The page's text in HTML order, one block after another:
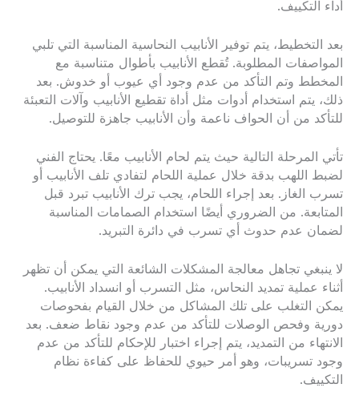
أداء التكييف.
بعد التخطيط، يتم توفير الأنابيب النحاسية المناسبة التي تلبي
المواصفات المطلوبة. تُقطع الأنابيب بأطوال متناسبة مع
المخطط وتم التأكد من عدم وجود أي عيوب أو خدوش. بعد
ذلك، يتم استخدام أدوات مثل أداة تقطيع الأنابيب وآلات التعبئة
للتأكد من أن الحواف ناعمة وأن الأنابيب جاهزة للتوصيل.
تأتي المرحلة التالية حيث يتم لحام الأنابيب معًا. يحتاج الفني
لضبط اللهب بدقة خلال عملية اللحام لتفادي تلف الأنابيب أو
تسرب الغاز. بعد إجراء اللحام، يجب ترك الأنابيب تبرد قبل
المتابعة. من الضروري أيضًا استخدام الصمامات المناسبة
لضمان عدم حدوث أي تسرب في دائرة التبريد.
لا ينبغي تجاهل معالجة المشكلات الشائعة التي يمكن أن تظهر
أثناء عملية تمديد النحاس، مثل التسرب أو انسداد الأنابيب.
يمكن التغلب على تلك المشاكل من خلال القيام بفحوصات
دورية وفحص الوصلات للتأكد من عدم وجود نقاط ضعف. بعد
الانتهاء من التمديد، يتم إجراء اختبار للإحكام للتأكد من عدم
وجود تسريبات، وهو أمر حيوي للحفاظ على كفاءة نظام
التكييف.